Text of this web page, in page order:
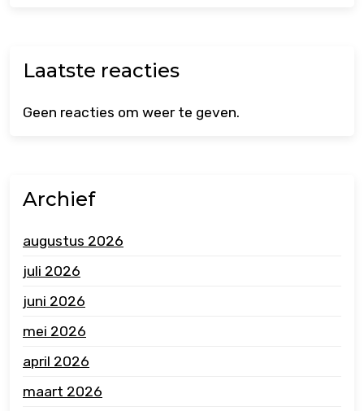
Laatste reacties
Geen reacties om weer te geven.
Archief
augustus 2026
juli 2026
juni 2026
mei 2026
april 2026
maart 2026